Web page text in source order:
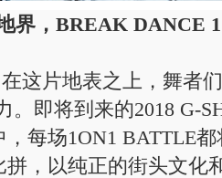
界，BREAK DANCE
这片地表之上，舞者
。即将到来的2018 G-
每场1ON1 BATTLE
拼，以纯正的街头文化